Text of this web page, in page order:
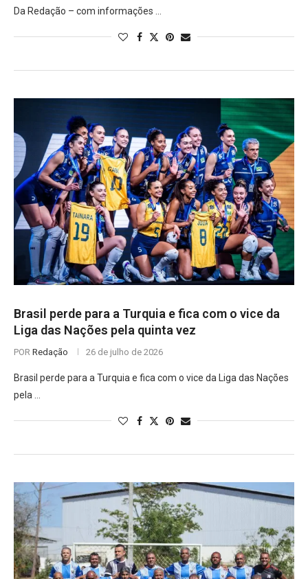
Da Redação – com informações …
Brasil perde para a Turquia e fica com o vice da
Liga das Nações pela quinta vez
POR Redação 26 de julho de 2026
Brasil perde para a Turquia e fica com o vice da Liga das Nações
pela …